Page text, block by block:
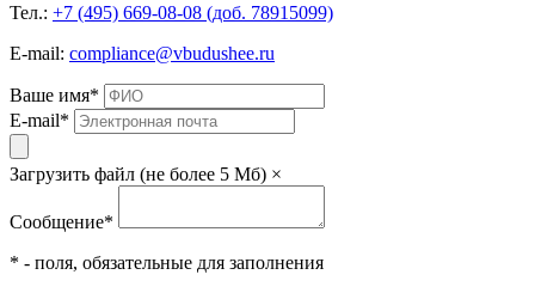
Тел.: +7 (495) 669-08-08 (доб. 78915099)
E-mail: compliance@vbudushee.ru
Ваше имя*
E-mail*
Загрузить файл (не более 5 Мб) ×
Сообщение*
* - поля, обязательные для заполнения